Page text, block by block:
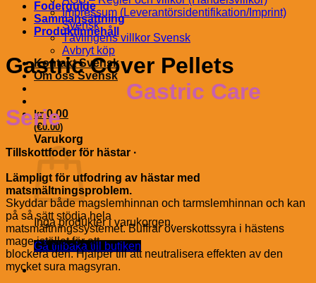
Impressum (Leverantörsidentifikation/Imprint)
Svensk
Tävlingens villkor Svensk
Avbryt köp
Kontakt Svensk
Om oss Svensk
kr0.00
(€0.00)
Varukorg
Inga produkter i varukorgen.
Gå tillbaka till butiken
Foderguide
Sammansättning
Produktinnehåll
Gastric Cover Pellets
Gastric Care
Serie
Tillskottfoder för hästar ·
Lämpligt för utfodring av hästar med
matsmältningsproblem.
Skyddar både magslemhinnan och tarmslemhinnan och kan
på så sätt stödja hela
matsmältningssystemet. Buffrar överskottssyra i hästens
mage istället för att
blockera den. Hjälper till att neutralisera effekten av den
mycket sura magsyran.